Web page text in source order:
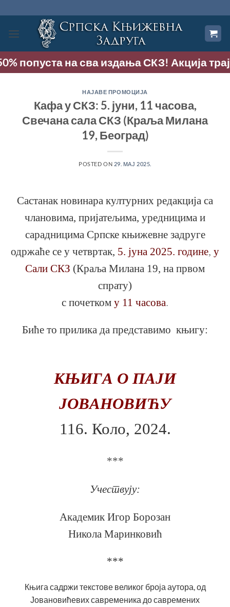
на
садржај
попуста на сва издања СКЗ! Акција
НАЈАВЕ ПРОМОЦИЈА
Кафа у СКЗ: 5. јуни, 11 часова,
Свечана сала СКЗ (Краља Милана
19, Београд)
POSTED ON 29. МАЈ 2025.
Састанак новинара културних редакција са
члановима, пријатељима, уредницима и
сарадницима Српске књижевне задруге
одржаће се у четвртак, 5. јуна 2025. године у
Сали СКЗ (Краља Милана 19, на првом
спрату)
с почетком у 11 часова
Биће то прилика да представимо књигу:
КЊИГА О ПАЈИ
ЈОВАНОВИЋУ
116. Коло, 2024.
***
Учествују:
Академик Игор Борозан
Никола Маринковић
***
Књига садржи текстове великог броја аутора, од
Јовановићевих савременика до савремених